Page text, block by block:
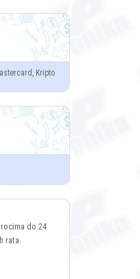
Kripto
do 24
rata.